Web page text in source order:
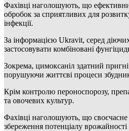
Фахівці наголошують, що
обробок за сприятливих для
інфекції.
За інформацією Ukravit, серед
застосовувати комбіновані
Зокрема, цимоксаніл здатний
порушуючи життєві процеси
Крім контролю пероноспорозу,
та овочевих культур.
Фахівці наголошують, що
збереження потенціалу